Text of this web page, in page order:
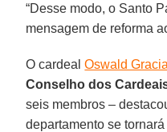
“Desse modo, o Santo
mensagem de reforma
O cardealOswald
Conselho dos
seis membros –
departamento se tornará